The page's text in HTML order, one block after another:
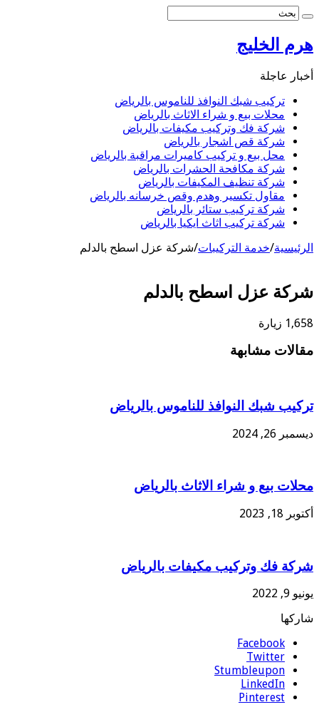
هرم الخليج
أخبار عاجلة
تركيب شبك النوافذ للناموس بالرياض
محلات بيع و شراء الاثاث بالرياض
شركة فك وتركيب مكيفات بالرياض
شركة قص اشجار بالرياض
محل بيع و تركيب كاميرات مراقبة بالرياض
شركة مكافحة الحشرات بالرياض
شركة تنظيف المكيفات بالرياض
مقاول تكسير وهدم وقص خرسانه بالرياض
شركة تركيب ستائر بالرياض
شركة تركيب اثاث ايكيا بالرياض
الرئيسية/خدمة التركيبات/شركة عزل اسطح بالدلم
شركة عزل اسطح بالدلم
1,658 زيارة
مقالات مشابهة
تركيب شبك النوافذ للناموس بالرياض
ديسمبر 26, 2024
محلات بيع و شراء الاثاث بالرياض
أكتوبر 18, 2023
شركة فك وتركيب مكيفات بالرياض
يونيو 9, 2022
شاركها
Facebook
Twitter
Stumbleupon
LinkedIn
Pinterest